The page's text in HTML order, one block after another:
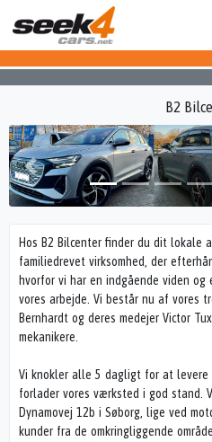
B2
Hos B2 Bilcenter finder du dit lokale
familiedrevet virksomhed, der
hvorfor vi har en indgående viden
vores arbejde. Vi består nu af vores
Bernhardt og deres medejer Victor
mekanikere.
Vi knokler alle 5 dagligt for at
forlader vores værksted i god stand.
Dynamovej 12b i Søborg, lige ved
kunder fra de omkringliggende